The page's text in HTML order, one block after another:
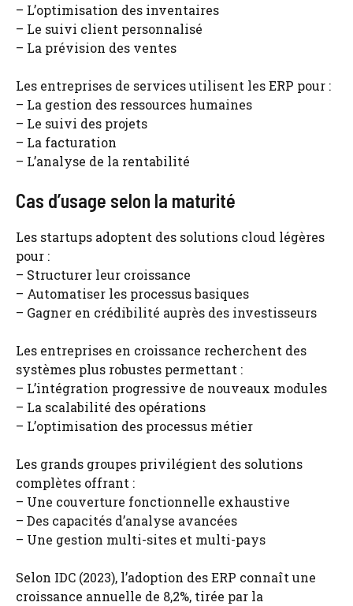
– L’optimisation des inventaires
– Le suivi client personnalisé
– La prévision des ventes
Les entreprises de services utilisent les ERP pour :
– La gestion des ressources humaines
– Le suivi des projets
– La facturation
– L’analyse de la rentabilité
Cas d’usage selon la maturité
Les startups adoptent des solutions cloud légères
pour :
– Structurer leur croissance
– Automatiser les processus basiques
– Gagner en crédibilité auprès des investisseurs
Les entreprises en croissance recherchent des
systèmes plus robustes permettant :
– L’intégration progressive de nouveaux modules
– La scalabilité des opérations
– L’optimisation des processus métier
Les grands groupes privilégient des solutions
complètes offrant :
– Une couverture fonctionnelle exhaustive
– Des capacités d’analyse avancées
– Une gestion multi-sites et multi-pays
Selon IDC (2023), l’adoption des ERP connaît une
croissance annuelle de 8,2%, tirée par la